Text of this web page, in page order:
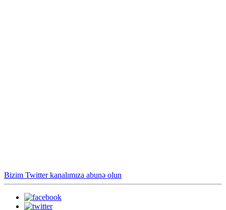
Bizim Twitter kanalımıza abunə olun